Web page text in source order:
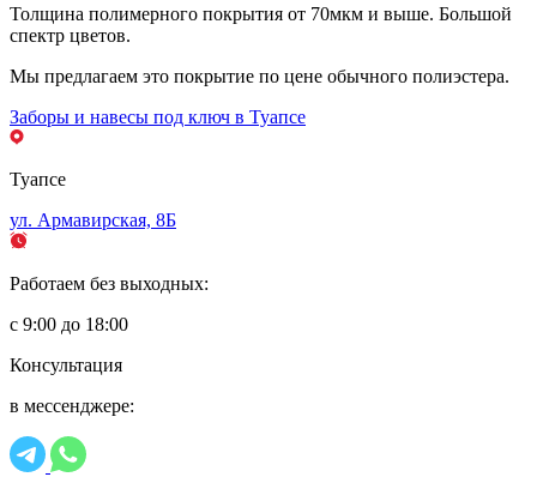
Толщина полимерного покрытия от 70мкм и выше. Большой
спектр цветов.
Мы предлагаем это покрытие по цене обычного полиэстера.
Заборы и навесы под ключ в Туапсе
Туапсе
ул. Армавирская, 8Б
Работаем без выходных:
с 9:00 до 18:00
Консультация
в мессенджере: